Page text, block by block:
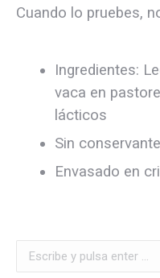
Cuando lo pruebes,
Ingredientes:
vaca en
lácticos
Sin
Envasado en
Buscar: